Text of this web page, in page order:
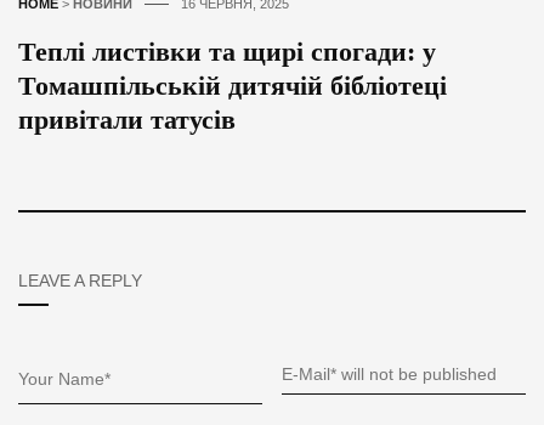
HOME > НОВИНИ 16 ЧЕРВНЯ, 2025
Теплі листівки та щирі спогади: у
Томашпільській дитячій бібліотеці
привітали татусів
LEAVE A REPLY